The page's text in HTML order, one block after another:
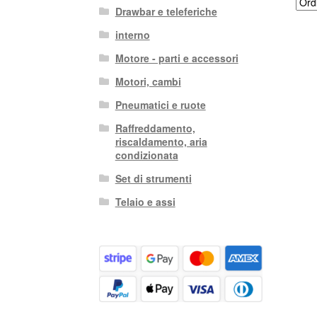
Drawbar e teleferiche
interno
Motore - parti e accessori
Motori, cambi
Pneumatici e ruote
Raffreddamento,
riscaldamento, aria
condizionata
Set di strumenti
Telaio e assi